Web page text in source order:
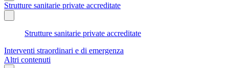
Strutture sanitarie private accreditate
Strutture sanitarie private accreditate
Interventi straordinari e di emergenza
Altri contenuti